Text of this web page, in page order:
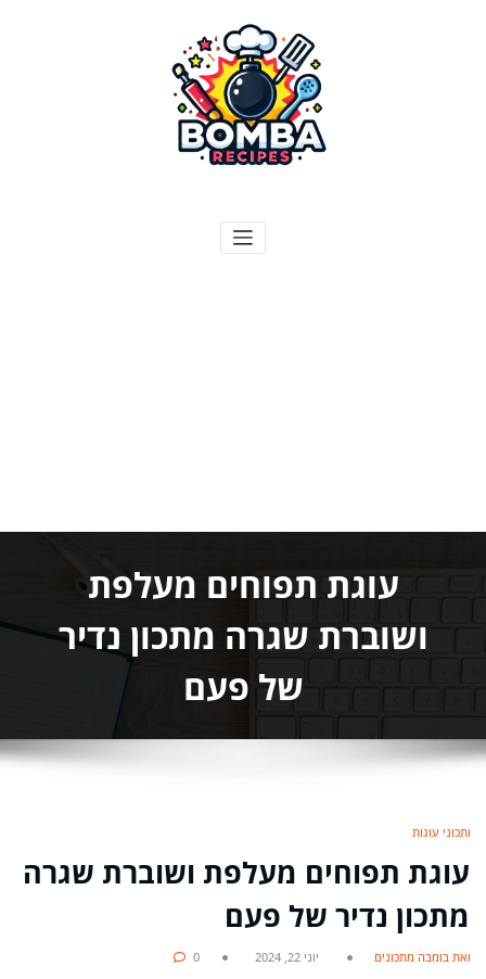
עוגת תפוחים מעלפת
ושוברת שגרה מתכון נדיר
של פעם
מתכוני עוגות
עוגת תפוחים מעלפת ושוברת שגרה
מתכון נדיר של פעם
מאת בומבה מתכונים יוני 22, 2024 0